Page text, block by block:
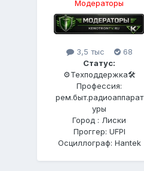
Модераторы
3,5 тыс
68
Статус:
⚙️Техподдержка🛠
Профессия:
рем.быт.радиоаппарат
уры
Город : Лиски
Проггер: UFPI
Осциллограф: Hantek